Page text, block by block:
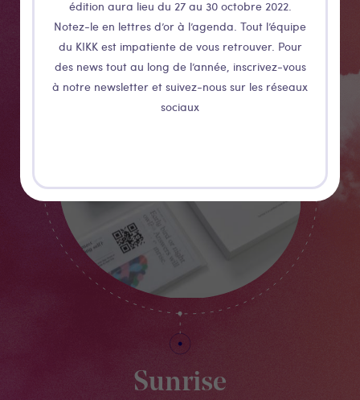
édition aura lieu du 27 au 30 octobre 2022.
Notez-le en lettres d’or à l’agenda. Tout l’équipe
du KIKK est impatiente de vous retrouver. Pour
des news tout au long de l’année, inscrivez-vous
à notre newsletter et suivez-nous sur les réseaux
sociaux
TRAKK
Sunrise